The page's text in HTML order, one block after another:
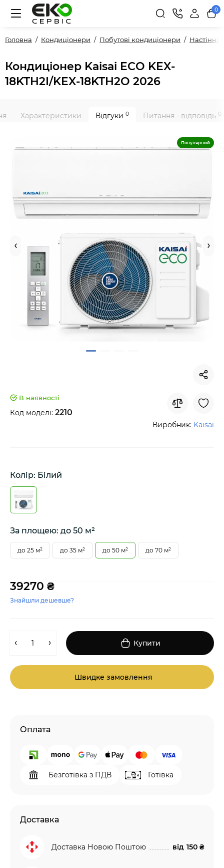
0
Головна Кондиціонери Побутові кондиціонери Настінні
Кондиціонер Kaisai ECO KEX-
18KTH2I/KEX-18KTH2O 2026
Характеристики Відгуки 0 Питання - відповідь 0
Популярний
В наявності
Код моделі: 2210
Виробник: Kaisai
Колір: Білий
За площею: до 50 м²
до 25 м² до 35 м² до 50 м² до 70 м²
39270 ₴
Знайшли дешевше?
Купити
Швидке замовлення
Оплата
Безготівка з ПДВ Готівка
Доставка
Доставка Новою Поштою від 150 ₴